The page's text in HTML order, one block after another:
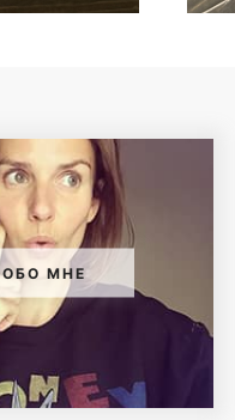
ОБО МНЕ